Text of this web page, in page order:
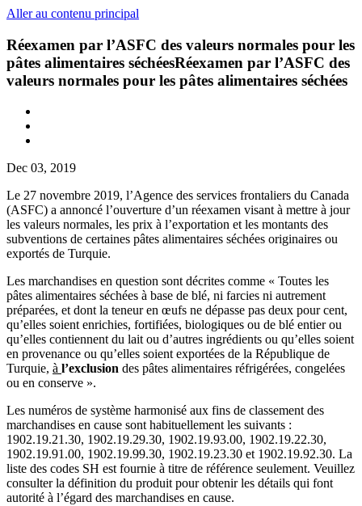
Aller au contenu principal
Réexamen par l’ASFC des valeurs normales pour les
pâtes alimentaires séchéesRéexamen par l’ASFC des
valeurs normales pour les pâtes alimentaires séchées
Dec 03, 2019
Le 27 novembre 2019, l’Agence des services frontaliers du Canada
(ASFC) a annoncé l’ouverture d’un réexamen visant à mettre à jour
les valeurs normales, les prix à l’exportation et les montants des
subventions de certaines pâtes alimentaires séchées originaires ou
exportés de Turquie.
Les marchandises en question sont décrites comme « Toutes les
pâtes alimentaires séchées à base de blé, ni farcies ni autrement
préparées, et dont la teneur en œufs ne dépasse pas deux pour cent,
qu’elles soient enrichies, fortifiées, biologiques ou de blé entier ou
qu’elles contiennent du lait ou d’autres ingrédients ou qu’elles soient
en provenance ou qu’elles soient exportées de la République de
Turquie, à l’exclusion des pâtes alimentaires réfrigérées, congelées
ou en conserve ».
Les numéros de système harmonisé aux fins de classement des
marchandises en cause sont habituellement les suivants :
1902.19.21.30, 1902.19.29.30, 1902.19.93.00, 1902.19.22.30,
1902.19.91.00, 1902.19.99.30, 1902.19.23.30 et 1902.19.92.30. La
liste des codes SH est fournie à titre de référence seulement. Veuillez
consulter la définition du produit pour obtenir les détails qui font
autorité à l’égard des marchandises en cause.